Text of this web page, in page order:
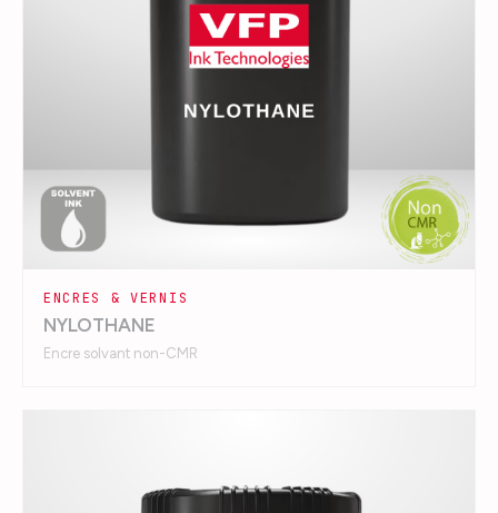
ENCRES & VERNIS
NYLOTHANE
Encre solvant non-CMR